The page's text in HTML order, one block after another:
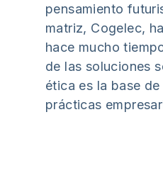
pensamiento
matriz, Cogelec,
hace mucho
de las soluciones
ética es la base
prácticas